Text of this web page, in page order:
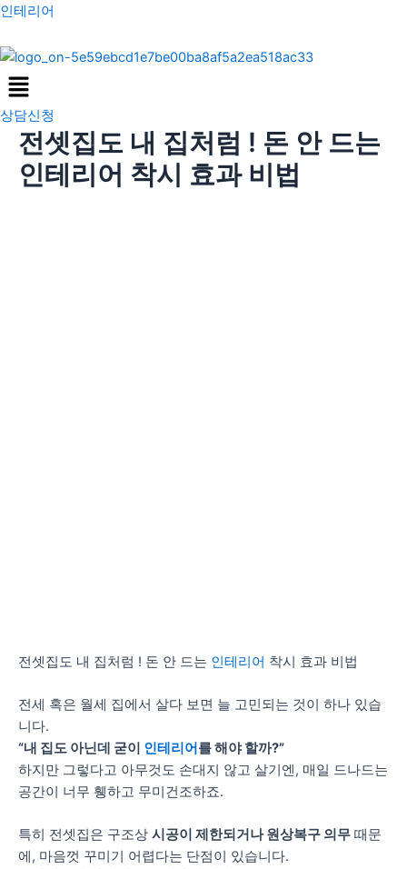
콘
츠
로
건
너
인테리어
Menu
상담신청
전셋집도 내 집처럼 ! 돈 안 드는
인테리어 착시 효과 비법
전셋집도 내 집처럼 ! 돈 안 드는 인테리어 착시 효과 비법
전세 혹은 월세 집에서 살다 보면 늘 고민되는 것이 하나 있습
니다.
“내 집도 아닌데 굳이 인테리어를 해야 할까?”
하지만 그렇다고 아무것도 손대지 않고 살기엔, 매일 드나드는
공간이 너무 휑하고 무미건조하죠.
특히 전셋집은 구조상 시공이 제한되거나 원상복구 의무 때문
에, 마음껏 꾸미기 어렵다는 단점이 있습니다.
포
트
탐
색